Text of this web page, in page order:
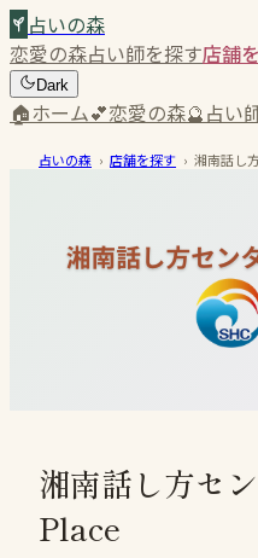
占いの森
恋愛の森占い師を探す店舗
Dark
🏠ホーム💕恋愛の森🔮占い
占いの森 › 店舗を探す › 湘南話し
湘南話し方セ
Place